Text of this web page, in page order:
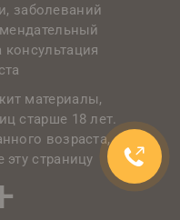
заболеваний
консультация
материалы,
старше 18 лет.
возраста,
эту страницу